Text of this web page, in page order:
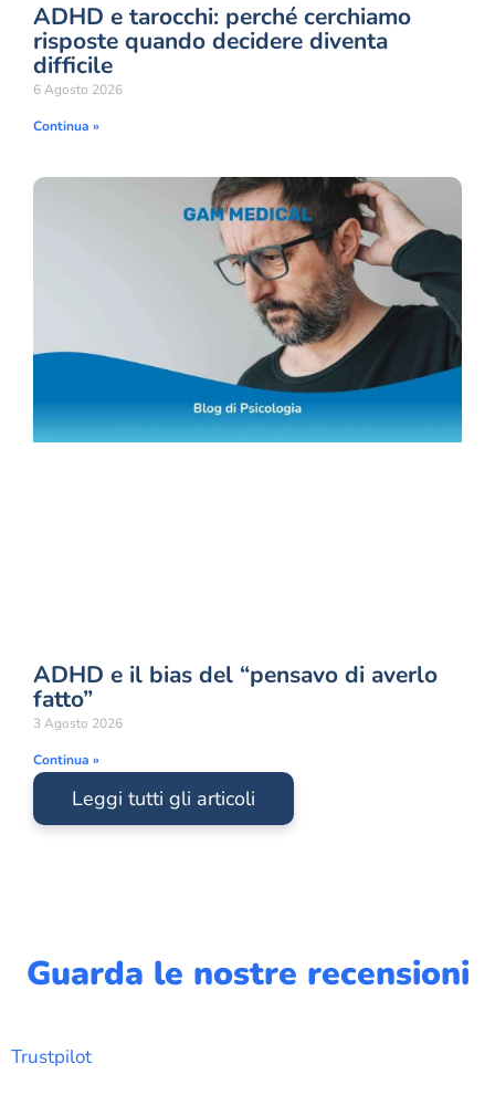
ADHD e tarocchi: perché cerchiamo
risposte quando decidere diventa
difficile
6 Agosto 2026
Continua »
ADHD e il bias del “pensavo di averlo
fatto”
3 Agosto 2026
Continua »
Leggi tutti gli articoli
Guarda le nostre recensioni
Trustpilot